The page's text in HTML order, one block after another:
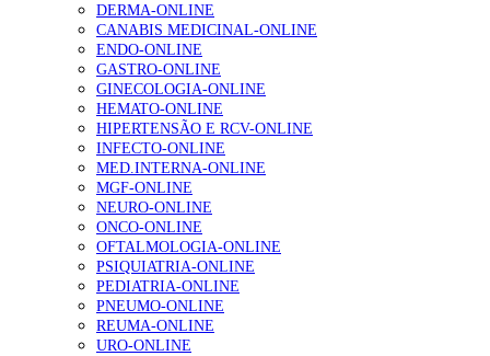
1.º Episódio do Podcast “Frequência Cardio – Sintoniza-
te na Insuficiência Cardíaca” da Bayer
169 visualizações
Alguns milhares de utentes podem ficar sem médico de
família com nova regras do registo, alerta associação
132 visualizações
“Os programas de rastreio do cancro do pulmão são
custo-efetivos e representam um investimento
sustentável para os sistemas de saúde”
93 visualizações
DERMA-ONLINE
CANABIS MEDICINAL-ONLINE
ENDO-ONLINE
GASTRO-ONLINE
GINECOLOGIA-ONLINE
HEMATO-ONLINE
HIPERTENSÃO E RCV-ONLINE
INFECTO-ONLINE
MED.INTERNA-ONLINE
MGF-ONLINE
NEURO-ONLINE
ONCO-ONLINE
OFTALMOLOGIA-ONLINE
PSIQUIATRIA-ONLINE
PEDIATRIA-ONLINE
PNEUMO-ONLINE
REUMA-ONLINE
URO-ONLINE